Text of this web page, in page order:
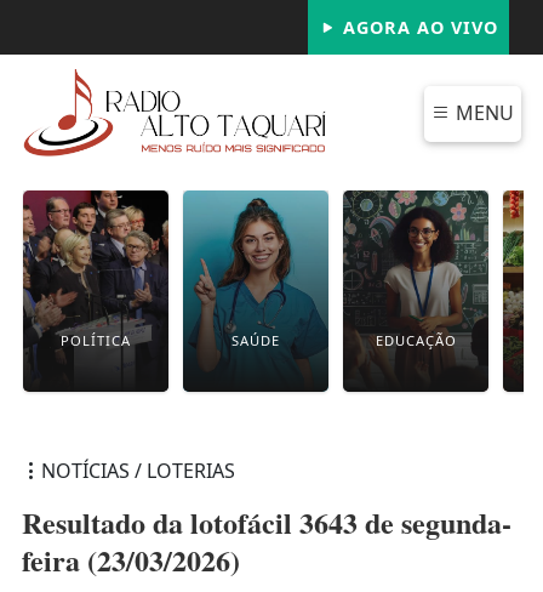
AGORA AO VIVO
MENU
POLÍTICA SAÚDE EDUCAÇÃO
NOTÍCIAS / LOTERIAS
Resultado da lotofácil 3643 de segunda-
feira (23/03/2026)